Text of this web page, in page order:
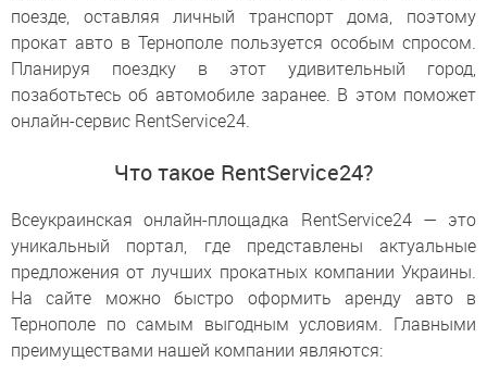
поезде, оставляя личный транспорт дома, поэтому
прокат авто в Тернополе пользуется особым спросом.
Планируя поездку в этот удивительный город,
позаботьтесь об автомобиле заранее. В этом поможет
онлайн-сервис RentService24.
Что такое RentService24?
Всеукраинская онлайн-площадка RentService24 — это
уникальный портал, где представлены актуальные
предложения от лучших прокатных компании Украины.
На сайте можно быстро оформить аренду авто в
Тернополе по самым выгодным условиям. Главными
преимуществами нашей компании являются: